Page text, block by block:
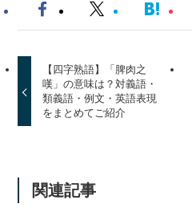
【四字熟語】「脾肉之
嘆」の意味は？対義語・
類義語・例文・英語表現
をまとめてご紹介
関連記事